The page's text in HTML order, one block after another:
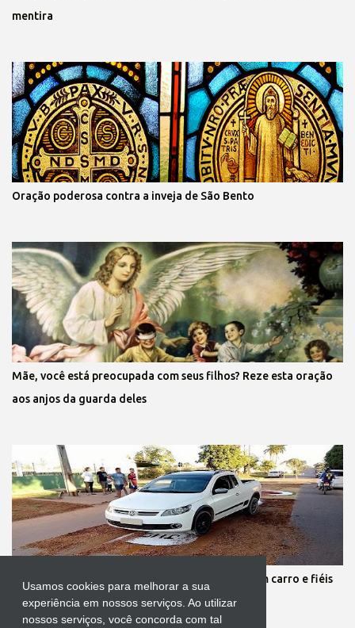
Usamos cookies para melhorar a sua
experiência em nossos serviços. Ao utilizar
nossos serviços, você concorda com tal
mentira
Oração poderosa contra a inveja de São Bento
Mãe, você está preocupada com seus filhos? Reze esta oração
aos anjos da guarda deles
Protestante destrói tapete de Corpus Christi com carro e fiéis
se revoltam